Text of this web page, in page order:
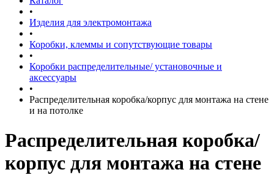
•
Изделия для электромонтажа
•
Коробки, клеммы и сопутствующие товары
•
Коробки распределительные/ установочные и
аксессуары
•
Распределительная коробка/корпус для монтажа на стене
и на потолке
Распределительная коробка/
корпус для монтажа на стене